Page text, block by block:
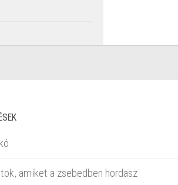
amiket a zsebedben hordasz